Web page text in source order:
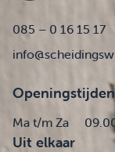
085 – 0 16 15 17
Openingstijden
Ma t/m Za
Uit elkaar